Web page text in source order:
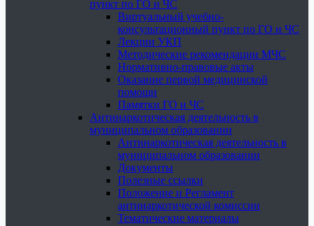
пункт по ГО и ЧС
Виртуальный учебно-
консультационный пункт по ГО и ЧС
Лекции УКП
Методические рекомендации МЧС
Нормативно-правовые акты
Оказание первой медицинской
помощи
Памятки ГО и ЧС
Антинаркотическая деятельность в
муниципальном образовании
Антинаркотическая деятельность в
муниципальном образовании
Документы
Полезные ссылки
Положение и Регламент
антинаркотической комиссии
Тематические материалы